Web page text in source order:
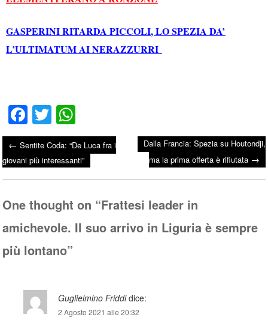
GASPERINI RITARDA PICCOLI, LO SPEZIA DA’
L’ULTIMATUM AI NERAZZURRI
Fa
ce
bo
ok
T
wi
tte
r
ha
ts
A
Post navigation
← Sentite Coda: “De Luca fra i
giovani più interessanti”
Dalla Francia: Spezia su Houtondji,
ma la prima offerta è rifiutata →
One thought on “Frattesi leader in
amichevole. Il suo arrivo in Liguria è sempre
più lontano”
Guglielmino Friddi dice:
2 Agosto 2021 alle 20:32